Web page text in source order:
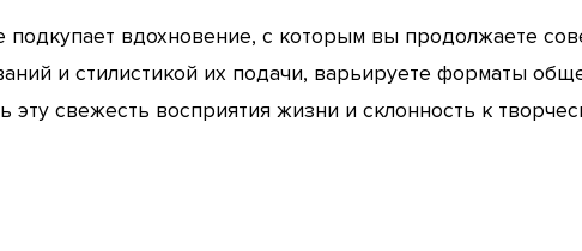
подкупает вдохновение, с которым вы продолжаете
и стилистикой их подачи, варьируете форматы
эту свежесть восприятия жизни и склонность к